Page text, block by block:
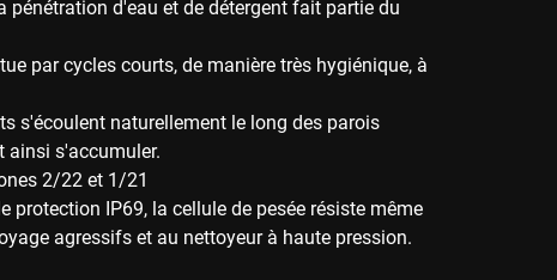
pénétration d'eau et de détergent fait partie du
par cycles courts, de manière très hygiénique, à
s'écoulent naturellement le long des parois
ainsi s'accumuler.
2/22 et 1/21
protection IP69, la cellule de pesée résiste même
agressifs et au nettoyeur à haute pression.